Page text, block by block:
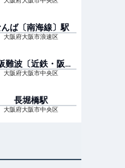
ば〔南海線〕駅
大阪府大阪市浪速区
難波〔近鉄・阪神
線〕駅
大阪府大阪市中央区
長堀橋駅
大阪府大阪市中央区